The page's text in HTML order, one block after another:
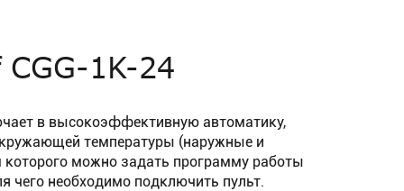
1K-24
в высокоэффективную автоматику,
температуры (наружные и
можно задать программу работы
чего необходимо подключить пульт.